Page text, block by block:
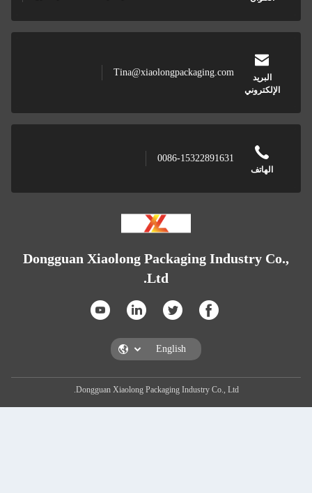
Tina@xiaolongpackaging.com
0086-15322891631
Dongguan Xiaolong Packaging
Dongguan Xiaolong Packaging Industry Co., Ltd.